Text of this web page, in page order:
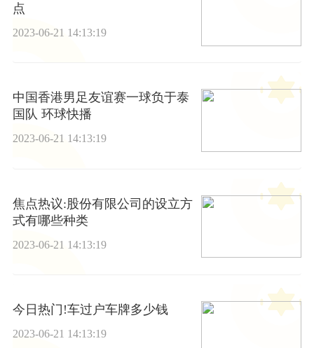
点
2023-06-21 14:13:19
中国香港男足友谊赛一球负于泰
国队 环球快播
2023-06-21 14:13:19
焦点热议:股份有限公司的设立方
式有哪些种类
2023-06-21 14:13:19
今日热门!车过户车牌多少钱
2023-06-21 14:13:19